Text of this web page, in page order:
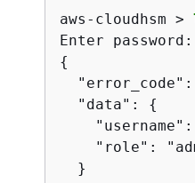
aws-cloudhsm >
{
"error_code":
  "data":
{
"username":
"role":
  }